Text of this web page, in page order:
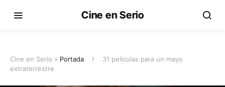
Cine en Serio
Cine en Serio » Portada
31 películas para un mayo
extraterrestre